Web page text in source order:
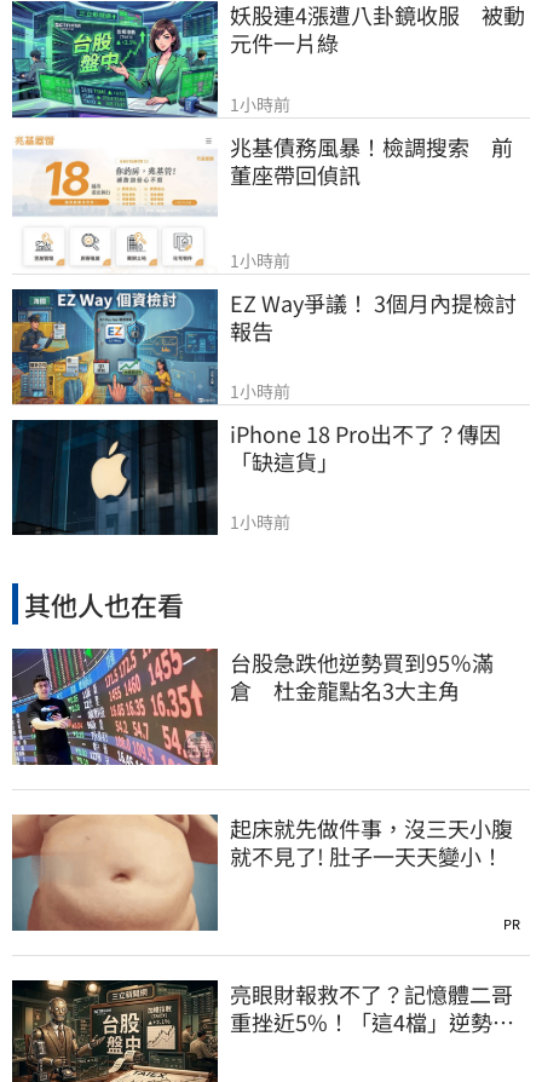
妖股連4漲遭八卦鏡收服　被動
元件一片綠
1小時前
兆基債務風暴！檢調搜索　前
董座帶回偵訊
1小時前
EZ Way爭議！ 3個月內提檢討
報告
1小時前
iPhone 18 Pro出不了？傳因
「缺這貨」
1小時前
其他人也在看
台股急跌他逆勢買到95％滿
倉 杜金龍點名3大主角
起床就先做件事，沒三天小腹
就不見了! 肚子一天天變小！
PR
亮眼財報救不了？記憶體二哥
重挫近5%！「這4檔」逆勢上